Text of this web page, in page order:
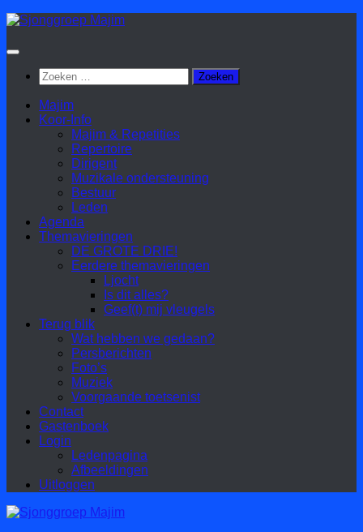
Doorgaan
inhoud
Zoeken
naar:
Majim
Koor-Info
Majim & Repetities
Repertoire
Dirigent
Muzikale ondersteuning
Bestuur
Leden
Agenda
Themavieringen
DE GROTE DRIE!
Eerdere themavieringen
Ljocht
Is dit alles?
Geef(t) mij vleugels
Terug blik
Wat hebben we gedaan?
Persberichten
Foto’s
Muziek
Voorgaande toetsenist
Contact
Gastenboek
Login
Ledenpagina
Afbeeldingen
Uitloggen